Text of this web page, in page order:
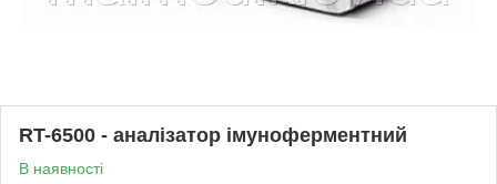
RT-6500 - аналізатор імуноферментний
В наявності